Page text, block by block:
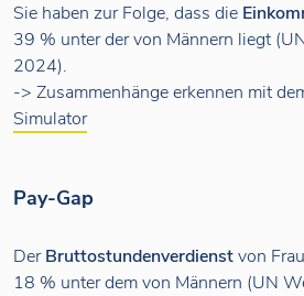
Sie haben zur Folge, dass die
39 % unter der von Männern liegt
2024).
-> Zusammenhänge erkennen mit
Simulator
Pay-Gap
DerBruttostundenverdienstvon
18 % unter dem von Männern (UN